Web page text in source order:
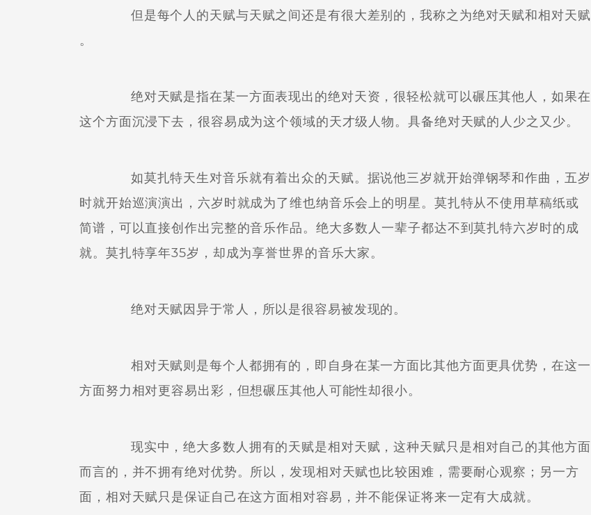
但是每个人的天赋与天赋之间还是有很大差别的，我称之为绝对天赋和相对天赋
。
绝对天赋是指在某一方面表现出的绝对天资，很轻松就可以碾压其他人，如果在
这个方面沉浸下去，很容易成为这个领域的天才级人物。具备绝对天赋的人少之又少。
如莫扎特天生对音乐就有着出众的天赋。据说他三岁就开始弹钢琴和作曲，五岁
时就开始巡演演出，六岁时就成为了维也纳音乐会上的明星。莫扎特从不使用草稿纸或
简谱，可以直接创作出完整的音乐作品。绝大多数人一辈子都达不到莫扎特六岁时的成
就。莫扎特享年35岁，却成为享誉世界的音乐大家。
绝对天赋因异于常人，所以是很容易被发现的。
相对天赋则是每个人都拥有的，即自身在某一方面比其他方面更具优势，在这一
方面努力相对更容易出彩，但想碾压其他人可能性却很小。
现实中，绝大多数人拥有的天赋是相对天赋，这种天赋只是相对自己的其他方面
而言的，并不拥有绝对优势。所以，发现相对天赋也比较困难，需要耐心观察；另一方
面，相对天赋只是保证自己在这方面相对容易，并不能保证将来一定有大成就。